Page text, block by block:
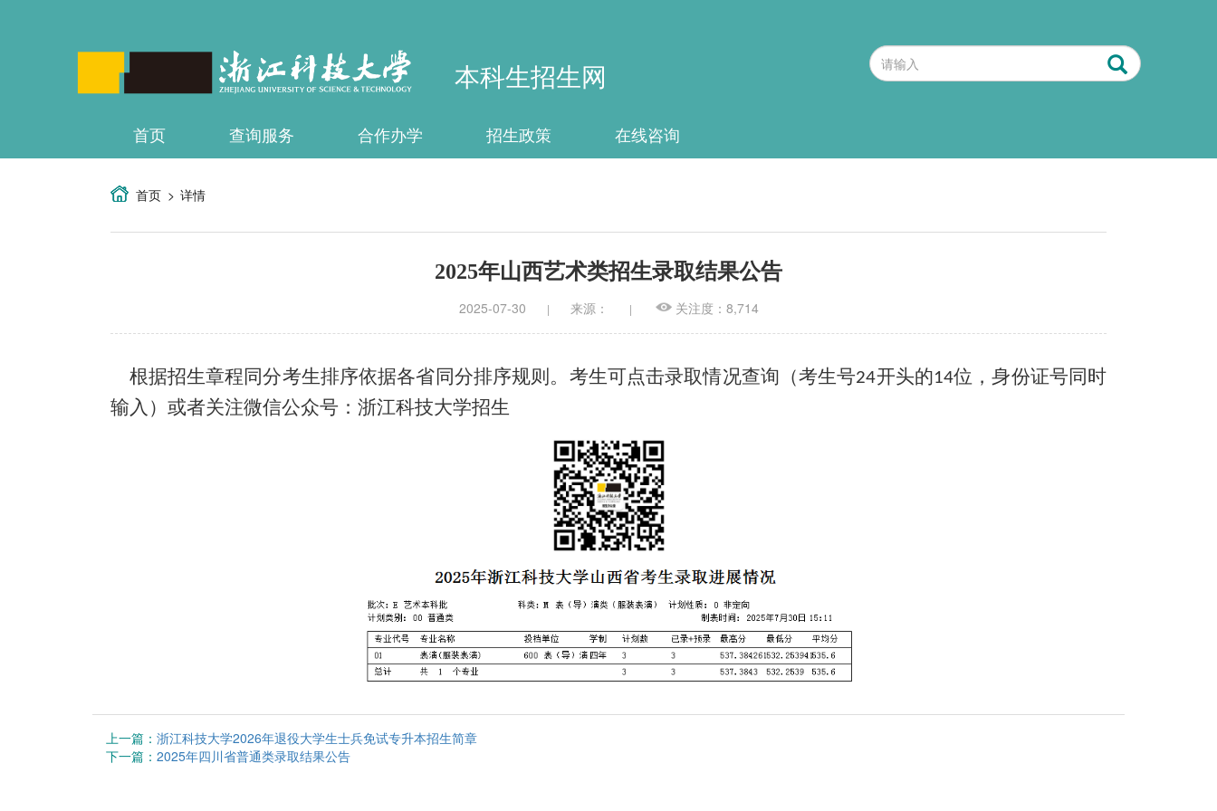
本科生招生网
首页 查询服务 合作办学 招生政策 在线咨询
首页 详情
2025年山西艺术类招生录取结果公告
2025-07-30 | 来源： | 关注度：8,714
根据招生章程同分考生排序依据各省同分排序规则。考生可点击录取情况查询（考生号24开头的14位，身份证号同时
输入）或者关注微信公众号：浙江科技大学招生
上一篇： 浙江科技大学2026年退役大学生士兵免试专升本招生简章
下一篇： 2025年四川省普通类录取结果公告